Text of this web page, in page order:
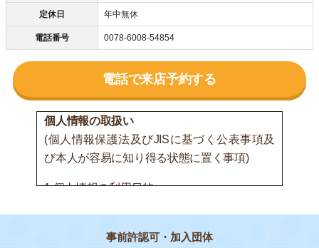
定休日 年中無休
電話番号 0078-6008-54854
電話で来店予約する
個人情報の取扱い
(個人情報保護法及びJISに基づく公表事項及
び本人が容易に知り得る状態に置く事項)
1.個人情報の利用目的
(1) 間接的に取得する個人情報または書面以外
で取得する個人情報の利用目的
事前許認可・加入団体